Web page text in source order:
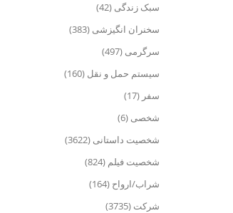
سبک زندگی (42)
سخنران انگیزشی (383)
سرگرمی (497)
سیستم حمل و نقل (160)
سفر (17)
شخصی (6)
شخصیت داستانی (3622)
شخصیت فیلم (824)
شراب/ارواح (164)
شرکت (3735)